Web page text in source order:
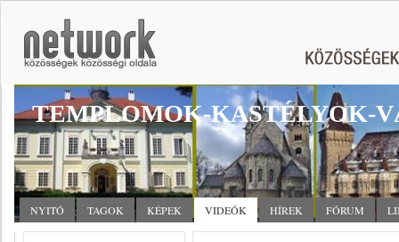
TEMPLOMOK-KASTÉLYOK-
NYITÓ TAGOK KÉPEK VIDEÓK HÍREK FÓRUM